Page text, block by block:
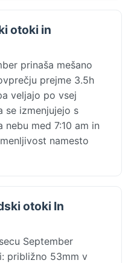
otoki in
prinaša mešano
prejme 3.5h
veljajo po vsej
se izmenjujejo s
nebu med 7:10 am in
namesto
otoki In
September
približno 53mm v